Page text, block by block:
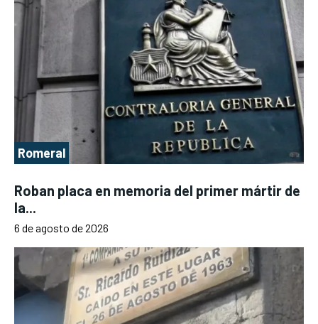
Romeral
Roban placa en memoria del primer mártir de
la...
6 de agosto de 2026